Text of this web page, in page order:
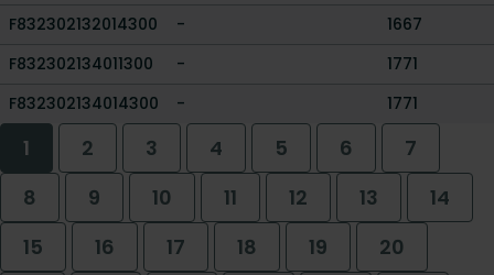
F832302132014300
-
1667
F832302134011300
-
1771
F832302134014300
- 1771
1 2 3 4 5 6
7
8
9 10 11 12 13
14
15
16 17 18 19
20